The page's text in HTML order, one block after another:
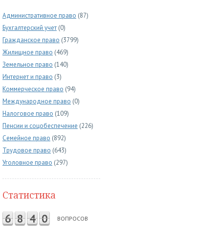
Административное право (87)
Бухгалтерский учет (0)
Гражданское право (3799)
Жилищное право (469)
Земельное право (140)
Интернет и право (3)
Коммерческое право (94)
Международное право (0)
Налоговое право (109)
Пенсии и соцобеспечение (226)
Семейное право (892)
Трудовое право (643)
Уголовное право (297)
Статистика
6 8 4 0 ВОПРОСОВ